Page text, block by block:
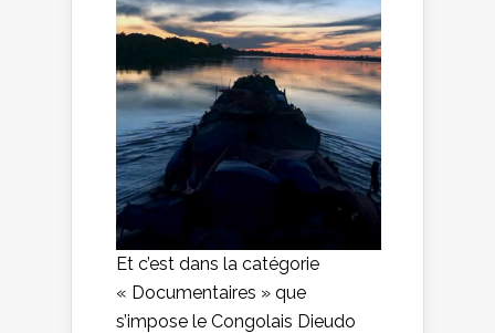
Et c’est dans la catégorie
« Documentaires » que
s’impose le Congolais Dieudo